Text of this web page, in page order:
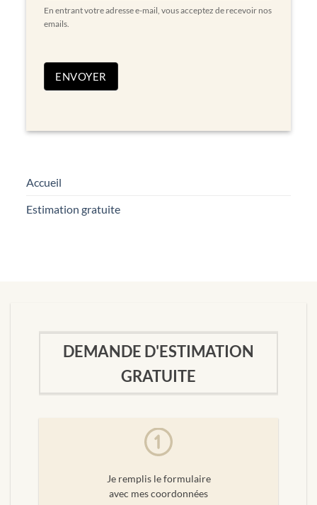
En entrant votre adresse e-mail, vous acceptez de recevoir nos
emails.
ENVOYER
Accueil
Estimation gratuite
DEMANDE D'ESTIMATION
GRATUITE
Je remplis le formulaire
avec mes coordonnées